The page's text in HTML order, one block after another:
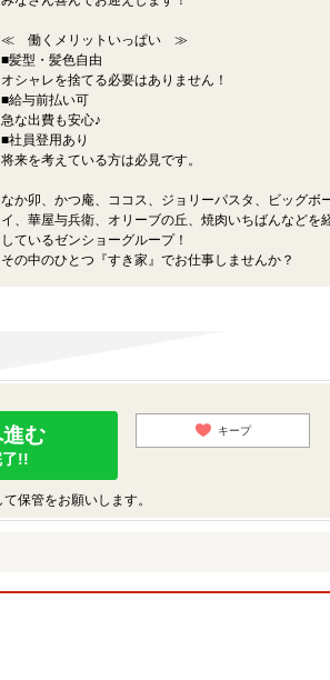
≪ 働くメリットいっぱい ≫
■髪型・髪色自由
オシャレを捨てる必要はありません！
■給与前払い可
急な出費も安心♪
■社員登用あり
将来を考えている方は必見です。
なか卯、かつ庵、ココス、ジョリーパスタ、ビッグボ
イ、華屋与兵衛、オリーブの丘、焼肉いちばんなどを
しているゼンショーグループ！
その中のひとつ『すき家』でお仕事しませんか？
む
了!!
キープ
保管をお願いします。